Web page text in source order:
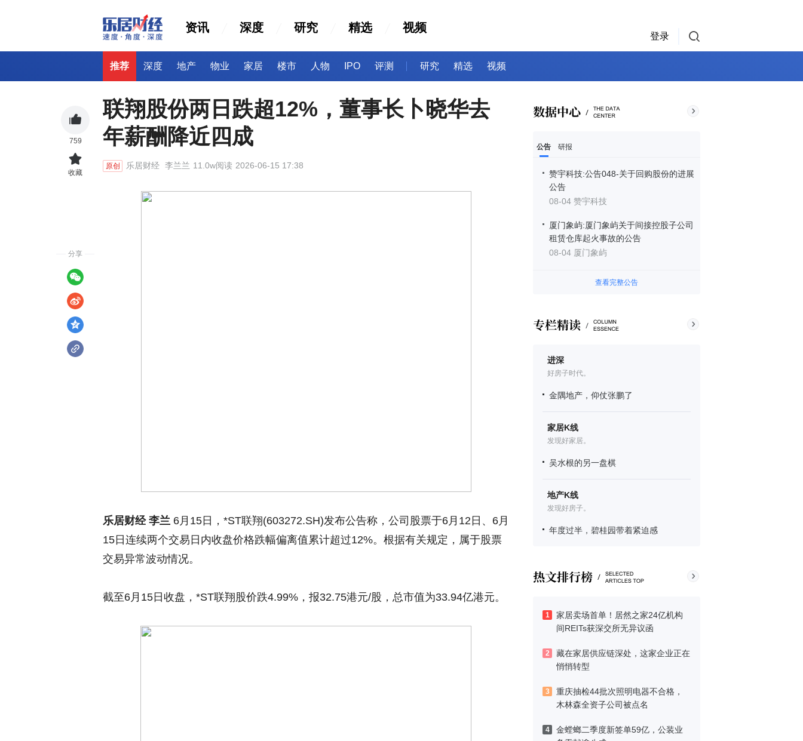
资讯 深度 研究 精选 视频
登录
推荐 深度 地产 物业 家居 楼市 人物 IPO 评测 研究 精选 视频
公告 研报
赞宇科技:公告048-关于回购股份的进展
公告
08-04 赞宇科技
厦门象屿:厦门象屿关于间接控股子公司
租赁仓库起火事故的公告
08-04 厦门象屿
查看完整公告
进深
好房子时代。
金隅地产，仰仗张鹏了
家居K线
发现好家居。
吴水根的另一盘棋
地产K线
发现好房子。
年度过半，碧桂园带着紧迫感
1
家居卖场首单！居然之家24亿机构
间REITs获深交所无异议函
2
藏在家居供应链深处，这家企业正在
悄悄转型
3
重庆抽检44批次照明电器不合格，
木林森全资子公司被点名
4
金螳螂二季度新签单59亿，公装业
联翔股份两日跌超12%，董事长卜晓华去
年薪酬降近四成
原创 乐居财经 李兰兰 11.0w阅读 2026-06-15 17:38
乐居财经 李兰 6月15日，*ST联翔(603272.SH)发布公告称，公司股票于6月12日、6月
15日连续两个交易日内收盘价格跌幅偏离值累计超过12%。根据有关规定，属于股票
交易异常波动情况。
截至6月15日收盘，*ST联翔股价跌4.99%，报32.75港元/股，总市值为33.94亿港元。
759
收藏
分享